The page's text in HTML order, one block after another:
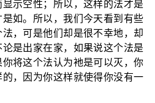
示空性；所以，这样的法才是
如。所以，我们今天看到有些
，可是他们却是很不幸地，却
是出家在家，如果说这个法是
将这个法认为衪是可以灭，你
，因为你这样就使得你没有一